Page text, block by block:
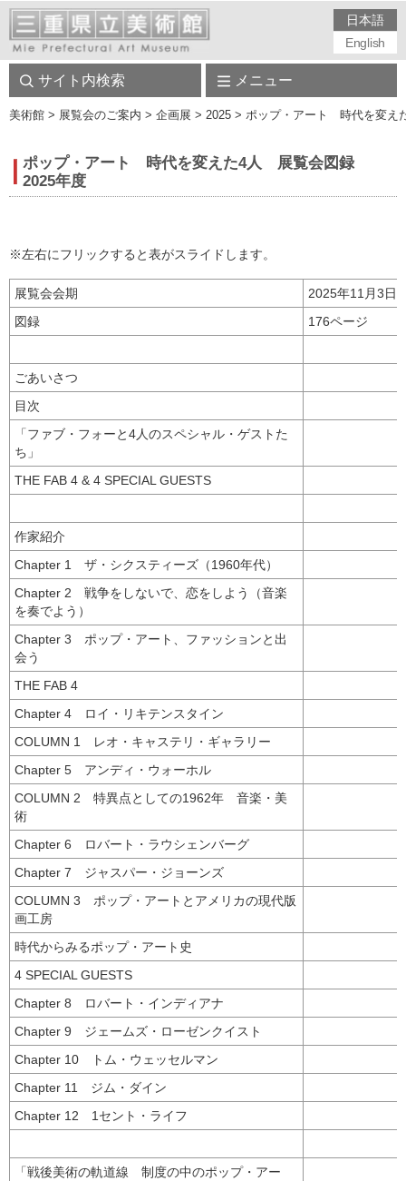
日本語
English
サイト内検索 メニュー
美術館 > 展覧会のご案内 > 企画展 > 2025 > ポップ・アート 時代を変
ポップ・アート 時代を変えた4人 展覧会図録
2025年度
※左右にフリックすると表がスライドします。
展覧会会期
2025年11月3日
図録
176ページ
ごあいさつ
目次
「ファブ・フォーと4人のスペシャル・ゲストた
ち」
THE FAB 4 & 4 SPECIAL GUESTS
作家紹介
Chapter 1 ザ・シクスティーズ（1960年代）
Chapter 2 戦争をしないで、恋をしよう（音楽
を奏でよう）
Chapter 3 ポップ・アート、ファッションと出
会う
THE FAB 4
Chapter 4 ロイ・リキテンスタイン
COLUMN 1 レオ・キャステリ・ギャラリー
Chapter 5 アンディ・ウォーホル
COLUMN 2 特異点としての1962年 音楽・美
術
Chapter 6 ロバート・ラウシェンバーグ
Chapter 7 ジャスパー・ジョーンズ
COLUMN 3 ポップ・アートとアメリカの現代版
画工房
時代からみるポップ・アート史
4 SPECIAL GUESTS
Chapter 8 ロバート・インディアナ
Chapter 9 ジェームズ・ローゼンクイスト
Chapter 10 トム・ウェッセルマン
Chapter 11 ジム・ダイン
Chapter 12 1セント・ライフ
「戦後美術の軌道線 制度の中のポップ・アー